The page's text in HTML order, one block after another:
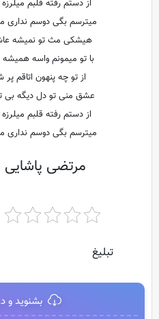
از دستم رفته قلبم
میترسم بگی دوسم نداری
هیشکی مث تو نمیشه
با تو میمونم واسه
از تو چه پنهون اتاقم
عشق منی تو دل دیگه بی
از دستم رفته قلبم
میترسم بگی دوسم نداری
مرتضی پاشایی
تبلیغ
بشنوید و